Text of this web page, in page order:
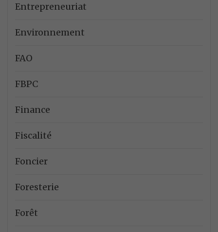
Entrepreneuriat
Environnement
FAO
FBPC
Finance
Fiscalité
Foncier
Foresterie
Forêt